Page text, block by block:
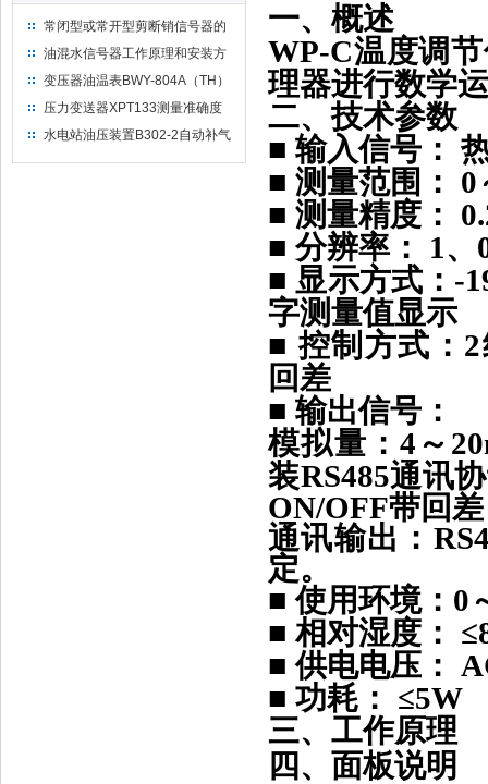
常闭型或常开型剪断销信号器的
工作原理
油混水信号器工作原理和安装方
式
变压器油温表BWY-804A（TH）
测量范围
压力变送器XPT133测量准确度
不高是什么原因导致的？
水电站油压装置B302-2自动补气
一、概述
WP-C温度调
理器进行数学
二、技术参数
■ 输入信号：
■ 测量范围：
■ 测量精度：
■ 分辨率： 1、
■ 显示方式：-
字测量值显示
■ 控制方式：
回差
■ 输出信号：
模拟量：4～
装RS485通讯
ON/OFF带回差
通讯输出：
定。
■ 使用环境：0
■ 相对湿度：
■ 供电电压：
■ 功耗： ≤5W
三、工作原理
四、面板说明